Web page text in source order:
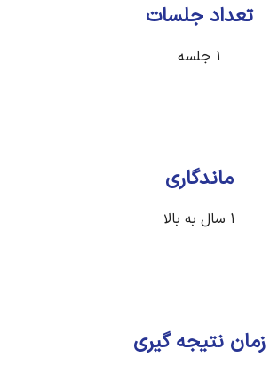
تعداد جلسات
ماندگاری
زمان نتیجه گیری